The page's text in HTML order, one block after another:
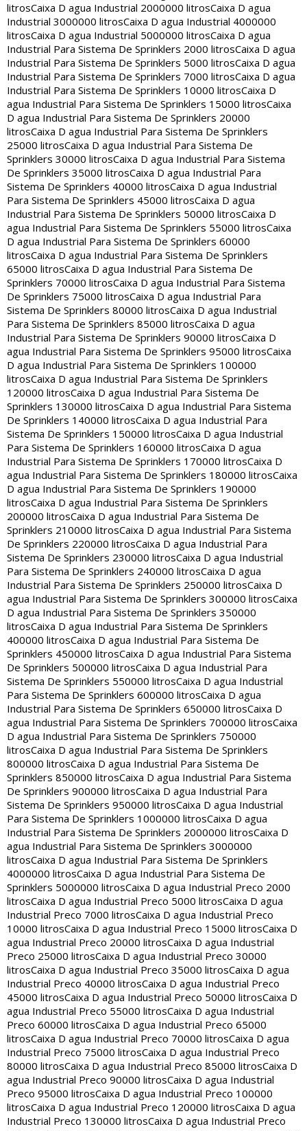
litrosCaixa D agua Industrial 2000000 litrosCaixa D agua
Industrial 3000000 litrosCaixa D agua Industrial 4000000
litrosCaixa D agua Industrial 5000000 litrosCaixa D agua
Industrial Para Sistema De Sprinklers 2000 litrosCaixa D agua
Industrial Para Sistema De Sprinklers 5000 litrosCaixa D agua
Industrial Para Sistema De Sprinklers 7000 litrosCaixa D agua
Industrial Para Sistema De Sprinklers 10000 litrosCaixa D
agua Industrial Para Sistema De Sprinklers 15000 litrosCaixa
D agua Industrial Para Sistema De Sprinklers 20000
litrosCaixa D agua Industrial Para Sistema De Sprinklers
25000 litrosCaixa D agua Industrial Para Sistema De
Sprinklers 30000 litrosCaixa D agua Industrial Para Sistema
De Sprinklers 35000 litrosCaixa D agua Industrial Para
Sistema De Sprinklers 40000 litrosCaixa D agua Industrial
Para Sistema De Sprinklers 45000 litrosCaixa D agua
Industrial Para Sistema De Sprinklers 50000 litrosCaixa D
agua Industrial Para Sistema De Sprinklers 55000 litrosCaixa
D agua Industrial Para Sistema De Sprinklers 60000
litrosCaixa D agua Industrial Para Sistema De Sprinklers
65000 litrosCaixa D agua Industrial Para Sistema De
Sprinklers 70000 litrosCaixa D agua Industrial Para Sistema
De Sprinklers 75000 litrosCaixa D agua Industrial Para
Sistema De Sprinklers 80000 litrosCaixa D agua Industrial
Para Sistema De Sprinklers 85000 litrosCaixa D agua
Industrial Para Sistema De Sprinklers 90000 litrosCaixa D
agua Industrial Para Sistema De Sprinklers 95000 litrosCaixa
D agua Industrial Para Sistema De Sprinklers 100000
litrosCaixa D agua Industrial Para Sistema De Sprinklers
120000 litrosCaixa D agua Industrial Para Sistema De
Sprinklers 130000 litrosCaixa D agua Industrial Para Sistema
De Sprinklers 140000 litrosCaixa D agua Industrial Para
Sistema De Sprinklers 150000 litrosCaixa D agua Industrial
Para Sistema De Sprinklers 160000 litrosCaixa D agua
Industrial Para Sistema De Sprinklers 170000 litrosCaixa D
agua Industrial Para Sistema De Sprinklers 180000 litrosCaixa
D agua Industrial Para Sistema De Sprinklers 190000
litrosCaixa D agua Industrial Para Sistema De Sprinklers
200000 litrosCaixa D agua Industrial Para Sistema De
Sprinklers 210000 litrosCaixa D agua Industrial Para Sistema
De Sprinklers 220000 litrosCaixa D agua Industrial Para
Sistema De Sprinklers 230000 litrosCaixa D agua Industrial
Para Sistema De Sprinklers 240000 litrosCaixa D agua
Industrial Para Sistema De Sprinklers 250000 litrosCaixa D
agua Industrial Para Sistema De Sprinklers 300000 litrosCaixa
D agua Industrial Para Sistema De Sprinklers 350000
litrosCaixa D agua Industrial Para Sistema De Sprinklers
400000 litrosCaixa D agua Industrial Para Sistema De
Sprinklers 450000 litrosCaixa D agua Industrial Para Sistema
De Sprinklers 500000 litrosCaixa D agua Industrial Para
Sistema De Sprinklers 550000 litrosCaixa D agua Industrial
Para Sistema De Sprinklers 600000 litrosCaixa D agua
Industrial Para Sistema De Sprinklers 650000 litrosCaixa D
agua Industrial Para Sistema De Sprinklers 700000 litrosCaixa
D agua Industrial Para Sistema De Sprinklers 750000
litrosCaixa D agua Industrial Para Sistema De Sprinklers
800000 litrosCaixa D agua Industrial Para Sistema De
Sprinklers 850000 litrosCaixa D agua Industrial Para Sistema
De Sprinklers 900000 litrosCaixa D agua Industrial Para
Sistema De Sprinklers 950000 litrosCaixa D agua Industrial
Para Sistema De Sprinklers 1000000 litrosCaixa D agua
Industrial Para Sistema De Sprinklers 2000000 litrosCaixa D
agua Industrial Para Sistema De Sprinklers 3000000
litrosCaixa D agua Industrial Para Sistema De Sprinklers
4000000 litrosCaixa D agua Industrial Para Sistema De
Sprinklers 5000000 litrosCaixa D agua Industrial Preco 2000
litrosCaixa D agua Industrial Preco 5000 litrosCaixa D agua
Industrial Preco 7000 litrosCaixa D agua Industrial Preco
10000 litrosCaixa D agua Industrial Preco 15000 litrosCaixa D
agua Industrial Preco 20000 litrosCaixa D agua Industrial
Preco 25000 litrosCaixa D agua Industrial Preco 30000
litrosCaixa D agua Industrial Preco 35000 litrosCaixa D agua
Industrial Preco 40000 litrosCaixa D agua Industrial Preco
45000 litrosCaixa D agua Industrial Preco 50000 litrosCaixa D
agua Industrial Preco 55000 litrosCaixa D agua Industrial
Preco 60000 litrosCaixa D agua Industrial Preco 65000
litrosCaixa D agua Industrial Preco 70000 litrosCaixa D agua
Industrial Preco 75000 litrosCaixa D agua Industrial Preco
80000 litrosCaixa D agua Industrial Preco 85000 litrosCaixa D
agua Industrial Preco 90000 litrosCaixa D agua Industrial
Preco 95000 litrosCaixa D agua Industrial Preco 100000
litrosCaixa D agua Industrial Preco 120000 litrosCaixa D agua
Industrial Preco 130000 litrosCaixa D agua Industrial Preco